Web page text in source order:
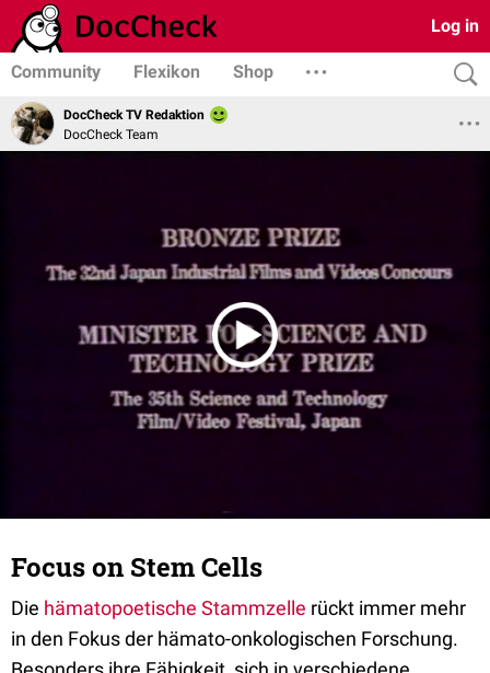
Log in
Community Flexikon Shop
DocCheck TV Redaktion
DocCheck Team
Focus on Stem Cells
Die hämatopoetische Stammzelle rückt immer mehr
in den Fokus der hämato-onkologischen Forschung.